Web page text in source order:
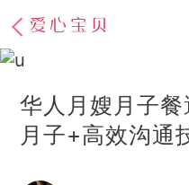
华人月嫂月子
月子+高效沟通